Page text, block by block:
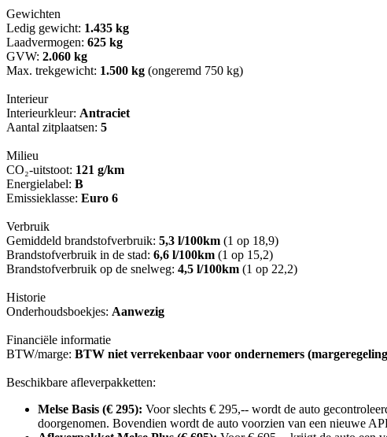
Gewichten
Ledig gewicht: 1.435 kg
Laadvermogen: 625 kg
GVW: 2.060 kg
Max. trekgewicht: 1.500 kg (ongeremd 750 kg)
Interieur
Interieurkleur: Antraciet
Aantal zitplaatsen: 5
Milieu
CO₂-uitstoot: 121 g/km
Energielabel: B
Emissieklasse: Euro 6
Verbruik
Gemiddeld brandstofverbruik: 5,3 l/100km (1 op 18,9)
Brandstofverbruik in de stad: 6,6 l/100km (1 op 15,2)
Brandstofverbruik op de snelweg: 4,5 l/100km (1 op 22,2)
Historie
Onderhoudsboekjes: Aanwezig
Financiële informatie
BTW/marge: BTW niet verrekenbaar voor ondernemers
Beschikbare afleverpakketten:
Melse Basis (€ 295): Voor slechts € 295,-- wordt de auto
doorgenomen. Bovendien wordt de auto voorzien van een nieuwe